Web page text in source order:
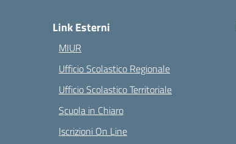
Link Esterni
MIUR
Ufficio Scolastico Regionale
Ufficio Scolastico Territoriale
Scuola in Chiaro
Iscrizioni On Line